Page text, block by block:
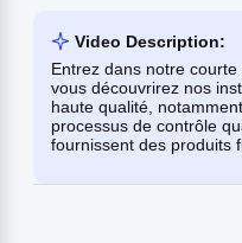
Video Description:
Entrez dans notre
vous découvrirez nos
haute qualité,
processus de contrôle
fournissent des produits